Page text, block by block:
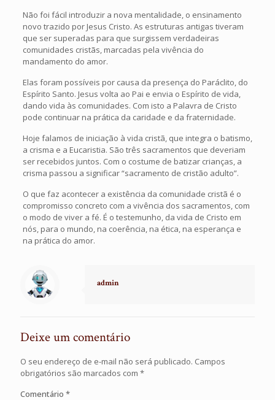
Não foi fácil introduzir a nova mentalidade, o ensinamento
novo trazido por Jesus Cristo. As estruturas antigas tiveram
que ser superadas para que surgissem verdadeiras
comunidades cristãs, marcadas pela vivência do
mandamento do amor.
Elas foram possíveis por causa da presença do Paráclito, do
Espírito Santo. Jesus volta ao Pai e envia o Espírito de vida,
dando vida às comunidades. Com isto a Palavra de Cristo
pode continuar na prática da caridade e da fraternidade.
Hoje falamos de iniciação à vida cristã, que integra o batismo,
a crisma e a Eucaristia. São três sacramentos que deveriam
ser recebidos juntos. Com o costume de batizar crianças, a
crisma passou a significar “sacramento de cristão adulto”.
O que faz acontecer a existência da comunidade cristã é o
compromisso concreto com a vivência dos sacramentos, com
o modo de viver a fé. É o testemunho, da vida de Cristo em
nós, para o mundo, na coerência, na ética, na esperança e
na prática do amor.
admin
Deixe um comentário
O seu endereço de e-mail não será publicado. Campos
obrigatórios são marcados com *
Comentário *